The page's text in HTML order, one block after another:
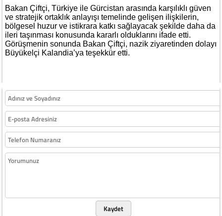
Bakan Çiftçi, Türkiye ile Gürcistan arasında karşılıklı güven
ve stratejik ortaklık anlayışı temelinde gelişen ilişkilerin,
bölgesel huzur ve istikrara katkı sağlayacak şekilde daha da
ileri taşınması konusunda kararlı olduklarını ifade etti.
Görüşmenin sonunda Bakan Çiftçi, nazik ziyaretinden dolayı
Büyükelçi Kalandia’ya teşekkür etti.
Kaydet